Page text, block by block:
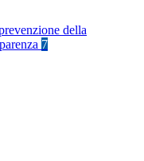
della
7